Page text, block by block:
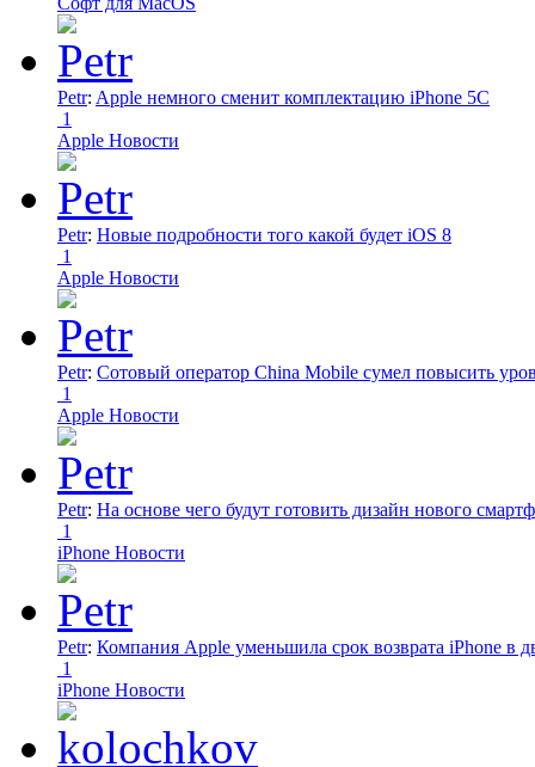
Petr: Apple немного сменит комплектацию iPhone 5C
1
Apple Новости
Petr: Новые подробности того какой будет iOS 8
1
Apple Новости
Petr: Сотовый оператор China Mobile сумел повысить
1
Apple Новости
Petr: На основе чего будут готовить дизайн нового
1
iPhone Новости
Petr: Компания Apple уменьшила срок возврата iPhone в
1
iPhone Новости